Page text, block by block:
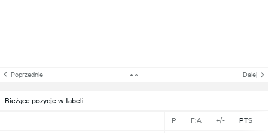
Poprzednie Dalej
Bieżące pozycje w tabeli
P F:A +/- PTS